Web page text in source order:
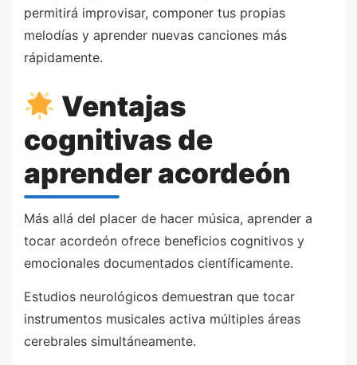
permitirá improvisar, componer tus propias
melodías y aprender nuevas canciones más
rápidamente.
Ventajas
cognitivas de
aprender acordeón
Más allá del placer de hacer música, aprender a
tocar acordeón ofrece beneficios cognitivos y
emocionales documentados científicamente.
Estudios neurológicos demuestran que tocar
instrumentos musicales activa múltiples áreas
cerebrales simultáneamente.